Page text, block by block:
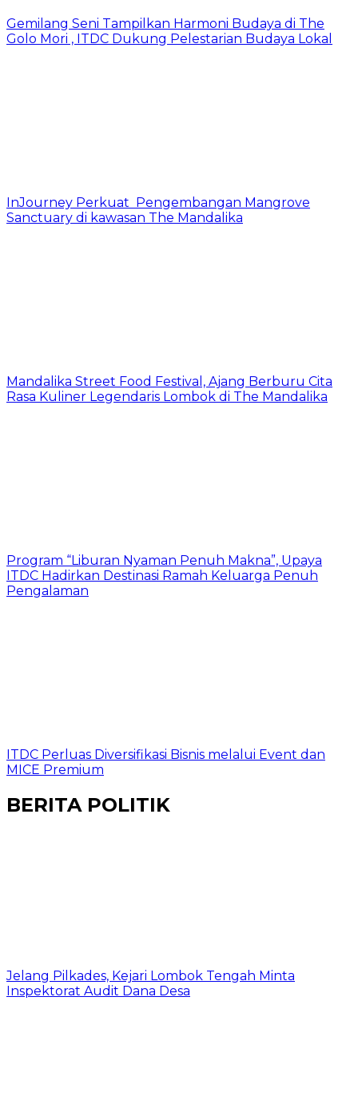
Gemilang Seni Tampilkan Harmoni Budaya di The
Golo Mori , ITDC Dukung Pelestarian Budaya Lokal
InJourney Perkuat Pengembangan Mangrove
Sanctuary di kawasan The Mandalika
Mandalika Street Food Festival, Ajang Berburu Cita
Rasa Kuliner Legendaris Lombok di The Mandalika
Program “Liburan Nyaman Penuh Makna”, Upaya
ITDC Hadirkan Destinasi Ramah Keluarga Penuh
Pengalaman
ITDC Perluas Diversifikasi Bisnis melalui Event dan
MICE Premium
BERITA POLITIK
Jelang Pilkades, Kejari Lombok Tengah Minta
Inspektorat Audit Dana Desa